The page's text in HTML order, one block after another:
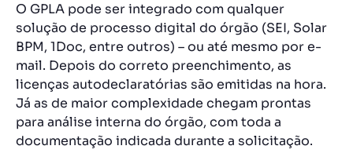
O GPLA pode ser integrado com qualquer
solução de processo digital do órgão (SEI, Solar
BPM, 1Doc, entre outros) – ou até mesmo por e-
mail. Depois do correto preenchimento, as
licenças autodeclaratórias são emitidas na hora.
Já as de maior complexidade chegam prontas
para análise interna do órgão, com toda a
documentação indicada durante a solicitação.